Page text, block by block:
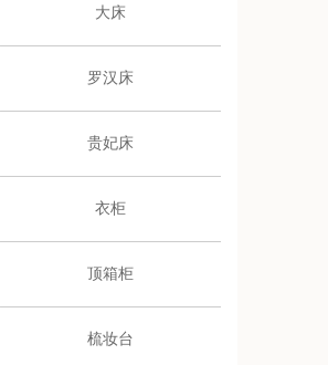
大床
罗汉床
贵妃床
衣柜
顶箱柜
梳妆台